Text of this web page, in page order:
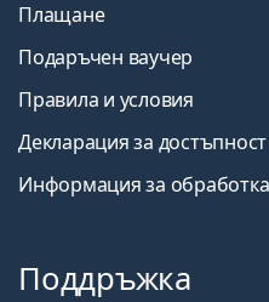
Плащане
Подаръчен ваучер
Правила и условия
Декларация за
Информация за
Поддръжка